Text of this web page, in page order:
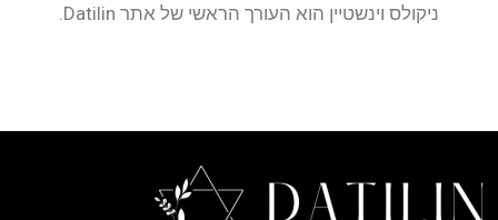
ניקולס וינשטיין הוא העורך הראשי של אתר Datilin.